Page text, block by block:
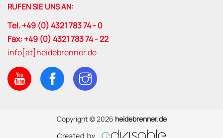
RUFEN SIE UNS AN:
Tel. +49 (0) 4321 783 74 - 0
Fax: +49 (0) 4321 783 74 - 22
info[at]heidebrenner.de
Copyright © 2026 heidebrenner.de